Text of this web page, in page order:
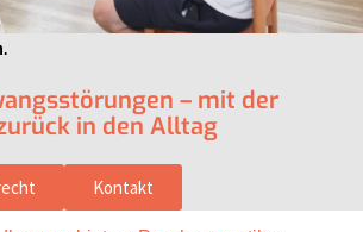
– mit der
in den Alltag
Kontakt